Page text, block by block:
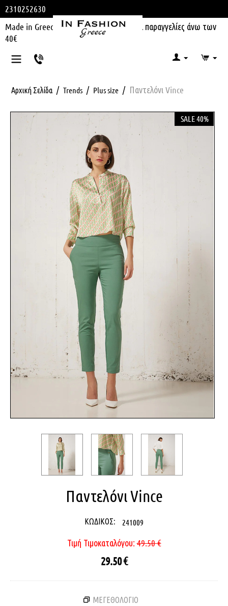
2310252630
Made in Greece | Δωρεάν μεταφορικά για παραγγελίες άνω των
40€
Αρχική Σελίδα / Trends / Plus size / Παντελόνι Vince
SALE 40%
Παντελόνι Vince
ΚΩΔΙΚΟΣ: 241009
Τιμή Τιμοκαταλόγου: 49.50€
29.50€
ΜΕΓΕΘΟΛΟΓΙΟ